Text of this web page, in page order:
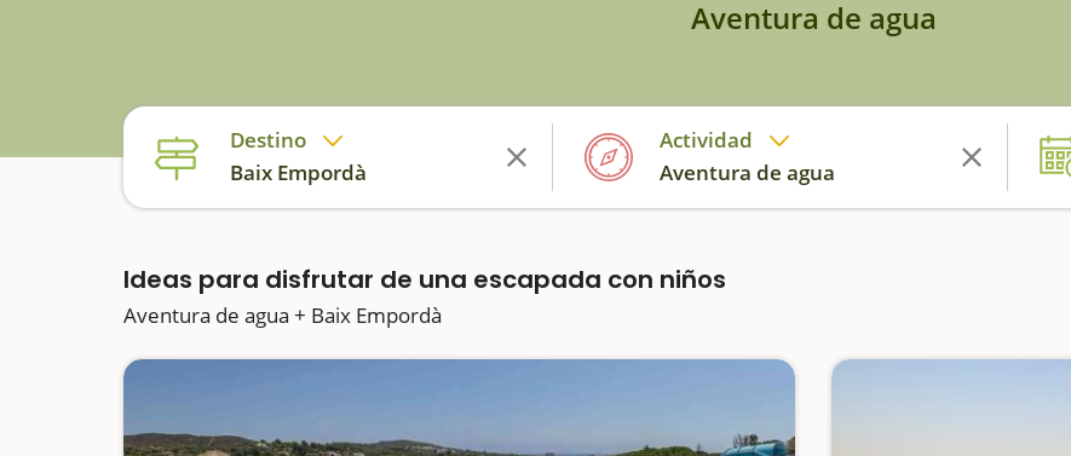
Aventura de agua
Destino
Baix Empordà
Actividad
Aventura de agua
Ideas para disfrutar de una escapada con niños
Aventura de agua + Baix Empordà